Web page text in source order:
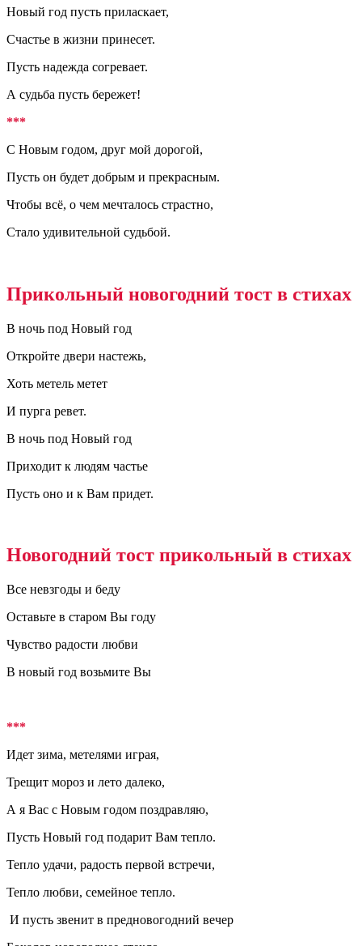
Hовый год пусть приласкает,
Счастье в жизни принесет.
Пусть надежда согревает.
А судьба пусть бережет!
***
С Hовым годом, друг мой дорогой,
Пусть он будет добрым и прекрасным.
Чтобы всё, о чем мечталось страстно,
Стало удивительной судьбой.
Прикольный новогодний тост в стихах
В ночь под Hовый год
Откройте двери настежь,
Хоть метель метет
И пурга ревет.
В ночь под Hовый год
Приходит к людям частье
Пусть оно и к Вам придет.
Новогодний тост прикольный в стихах
Все невзгоды и беду
Оставьте в старом Вы году
Чувство радости любви
В новый год возьмите Вы
***
Идет зима, метелями играя,
Трещит мороз и лето далеко,
А я Вас с Новым годом поздравляю,
Пусть Новый год подарит Вам тепло.
Тепло удачи, радость первой встречи,
Тепло любви, семейное тепло.
И пусть звенит в предновогодний вечер